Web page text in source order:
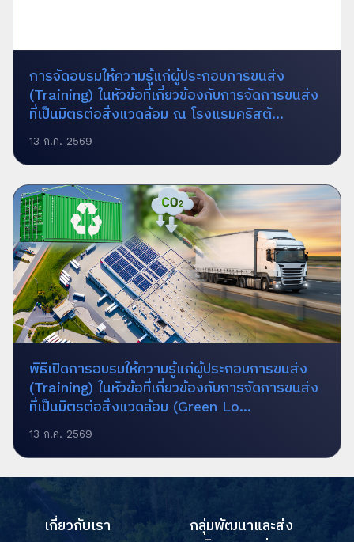
การจัดอบรมให้ความรู้แก่ผู้ประกอบการขนส่ง
(Training) ในหัวข้อที่เกี่ยวข้องกับการจัดการขนส่ง
ที่เป็นมิตรต่อสิ่งแวดล้อม ณ โรงแรมคริสตั...
13 ก.ค. 2569
พิธีเปิดการอบรมให้ความรู้แก่ผู้ประกอบการขนส่ง
(Training) ในหัวข้อที่เกี่ยวข้องกับการจัดการขนส่ง
ที่เป็นมิตรต่อสิ่งแวดล้อม (Green Lo...
13 ก.ค. 2569
เกี่ยวกับเรา
กลุ่มพัฒนาและส่ง